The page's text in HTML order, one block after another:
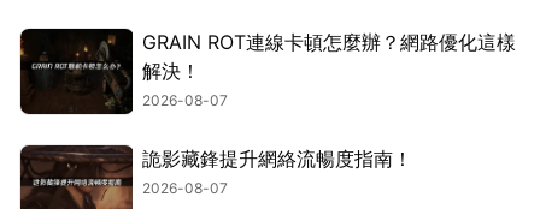
GRAIN ROT連線卡頓怎麼辦？網路優化這樣
解決！
2026-08-07
詭影藏鋒提升網絡流暢度指南！
2026-08-07